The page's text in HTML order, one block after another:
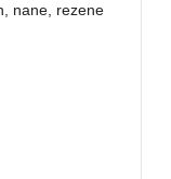
nane, rezene